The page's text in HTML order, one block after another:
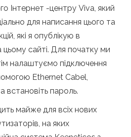
Інтернет -центру Viva, який
для написання цього та
які я опублікую в
цьому сайті. Для початку ми
налаштуємо підключення
Ethernet Cabel,
пароль.
майже для всіх нових
на яких